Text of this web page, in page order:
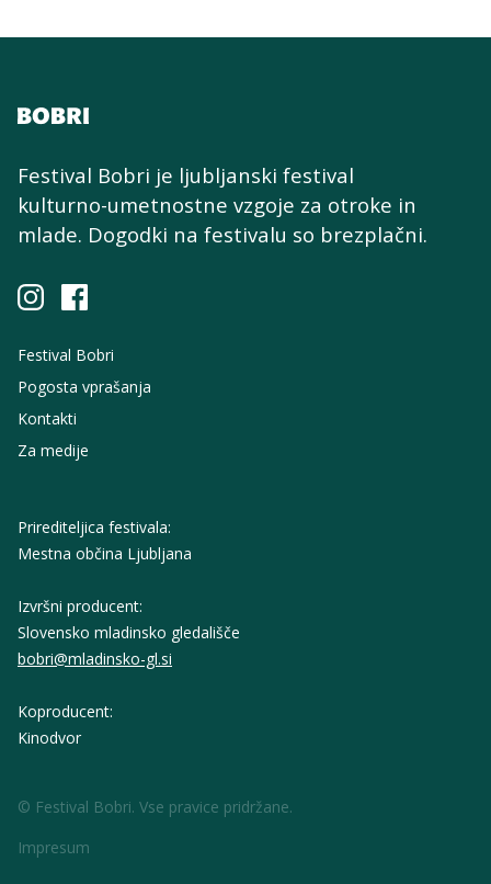
Festival Bobri je ljubljanski festival
kulturno-umetnostne vzgoje za otroke in
mlade. Dogodki na festivalu so brezplačni.
Festival Bobri
Pogosta vprašanja
Kontakti
Za medije
Prirediteljica festivala:
Mestna občina Ljubljana
Izvršni producent:
Slovensko mladinsko gledališče
bobri@mladinsko-gl.si
Koproducent:
Kinodvor
© Festival Bobri. Vse pravice pridržane.
Impresum